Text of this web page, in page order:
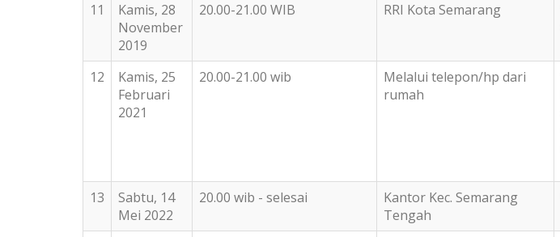
11
Kamis, 28
November
2019
20.00-21.00 WIB RRI Kota Semarang
12
Kamis, 25
Februari
2021
20.00-21.00 wib
Melalui telepon/hp dari
rumah
13
Sabtu, 14
Mei 2022
20.00 wib - selesai
Kantor Kec. Semarang
Tengah